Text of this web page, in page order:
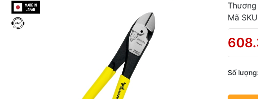
Thương
Mã
Số lượng: